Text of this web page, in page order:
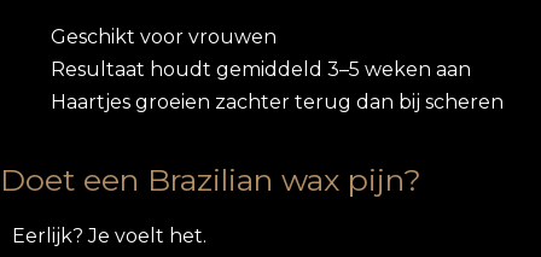
Geschikt voor vrouwen
Resultaat houdt gemiddeld 3–5 weken aan
Haartjes groeien zachter terug dan bij scheren
Doet een Brazilian wax pijn?
Eerlijk? Je voelt het.